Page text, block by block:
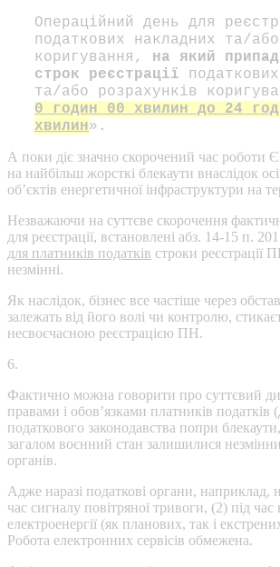
Операційний день для
податкових накладних та/
коригування, на який
строк реєстрації
та/або розрахунків
0 годин 00 хвилин до 24
хвилин».
А поки діє значно скорочений час
на найбільш жорсткі блекаути внаслідок
об’єктів енергетичної інфраструктури на
Незважаючи на суттєве скорочення
для реєстрації, встановлені абз. 14-15 п.
для платників податків строки реєстрації
незмінні.
Як наслідок, бізнес все частіше через
залежать від його волі чи контролю,
несвоєчасною реєстрацією ПН.
6.
Фактично можна говорити про суттєвий
правами і обов’язками платників податків
податкового законодавства попри
загалом воєнний стан залишилися
органів.
Адже наразі податкові органи, наприклад,
час сигналу повітряної тривоги, (2) під час
електроенергії (як планових, так і
Робота електронних сервісів обмежена.